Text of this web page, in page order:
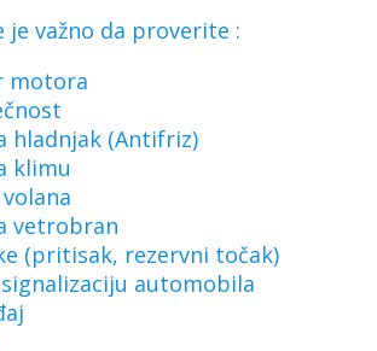
je važno da proverite :
motora
hladnjak (Antifriz)
klimu
vetrobran
(pritisak, rezervni točak)
automobila